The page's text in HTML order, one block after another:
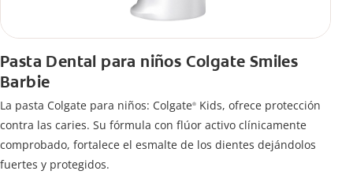
Pasta Dental para niños Colgate Smiles
Barbie
La pasta Colgate para niños: Colgate® Kids, ofrece protección
contra las caries. Su fórmula con flúor activo clínicamente
comprobado, fortalece el esmalte de los dientes dejándolos
fuertes y protegidos.